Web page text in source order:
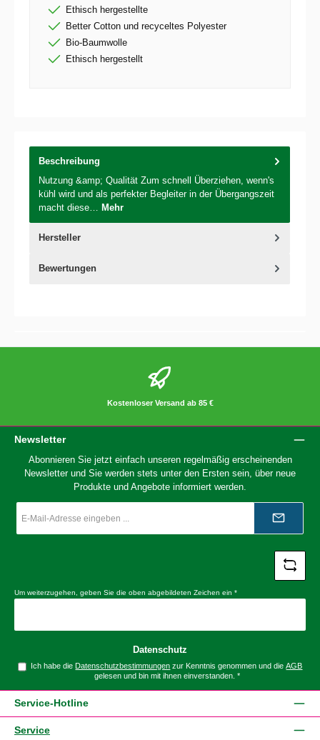
Ethisch hergestellte
Better Cotton und recyceltes Polyester
Bio-Baumwolle
Ethisch hergestellt
Beschreibung
Nutzung &amp; Qualität Zum schnell Überziehen, wenn's
kühl wird und als perfekter Begleiter in der Übergangszeit
macht diese… Mehr
Hersteller
Bewertungen
Kostenloser Versand ab 85 €
Newsletter
Abonnieren Sie jetzt einfach unseren regelmäßig erscheinenden
Newsletter und Sie werden stets unter den Ersten sein, über neue
Produkte und Angebote informiert werden.
Mail-
*
Um weiterzugehen, geben Sie die oben abgebildeten Zeichen ein *
Datenschutz
Ich habe dieDatenschutzbestimmungen zur Kenntnis genommen und dieAGB
gelesen und bin mit ihnen einverstanden. *
Service-Hotline
Service